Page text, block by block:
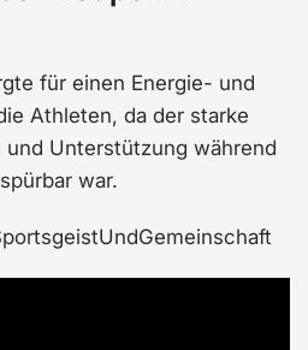
für einen Energie- und
Athleten, da der starke
Unterstützung während
war.